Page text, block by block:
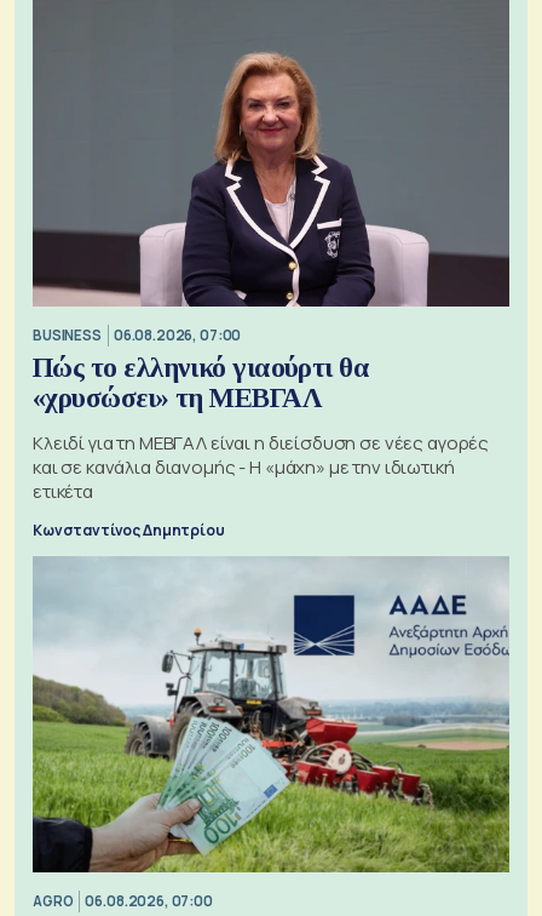
BUSINESS 06.08.2026, 07:00
Πώς το ελληνικό γιαούρτι θα
«χρυσώσει» τη ΜΕΒΓΑΛ
Κλειδί για τη ΜΕΒΓΑΛ είναι η διείσδυση σε νέες αγορές
και σε κανάλια διανομής - Η «μάχη» με την ιδιωτική
ετικέτα
Κωνσταντίνος Δημητρίου
AGRO 06.08.2026, 07:00